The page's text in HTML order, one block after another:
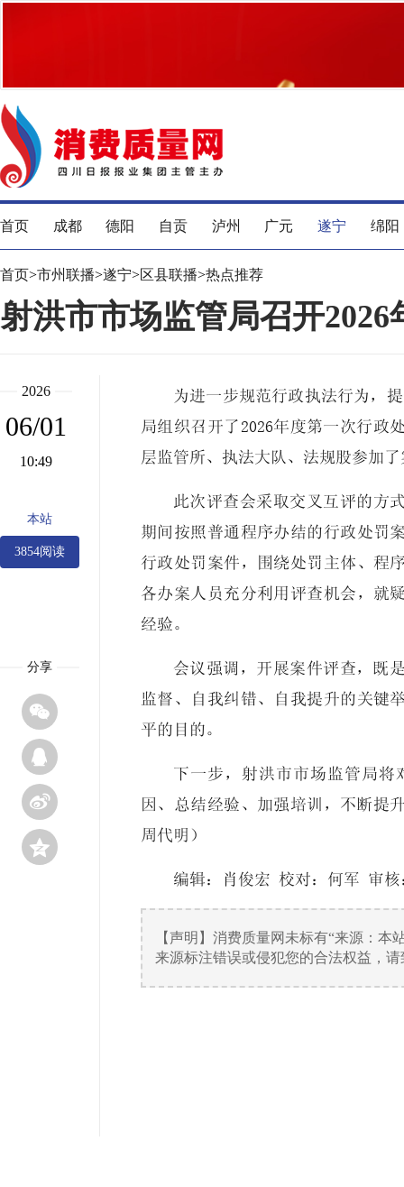
首页 成都 德阳 自贡 泸州 广元 遂宁 绵阳
首页>市州联播>遂宁>区县联播>热点推荐
射洪市市场监管局召开
2026
06/01
10:49
本站
3854阅读
分享




为进一步规范行政执法行为，
局组织召开了2026年度第一次行政
层监管所、执法大队、法规股参加
此次评查会采取交叉互评的方
期间按照普通程序办结的行政处罚
行政处罚案件，围绕处罚主体、程
各办案人员充分利用评查机会，就
经验。
会议强调，开展案件评查，既
监督、自我纠错、自我提升的关键
平的目的。
下一步，射洪市市场监管局
因、总结经验、加强培训，不断提
周代明）
编辑：肖俊宏 校对：何军 审核
【声明】消费质量网未标有“来源：
来源标注错误或侵犯您的合法权益，